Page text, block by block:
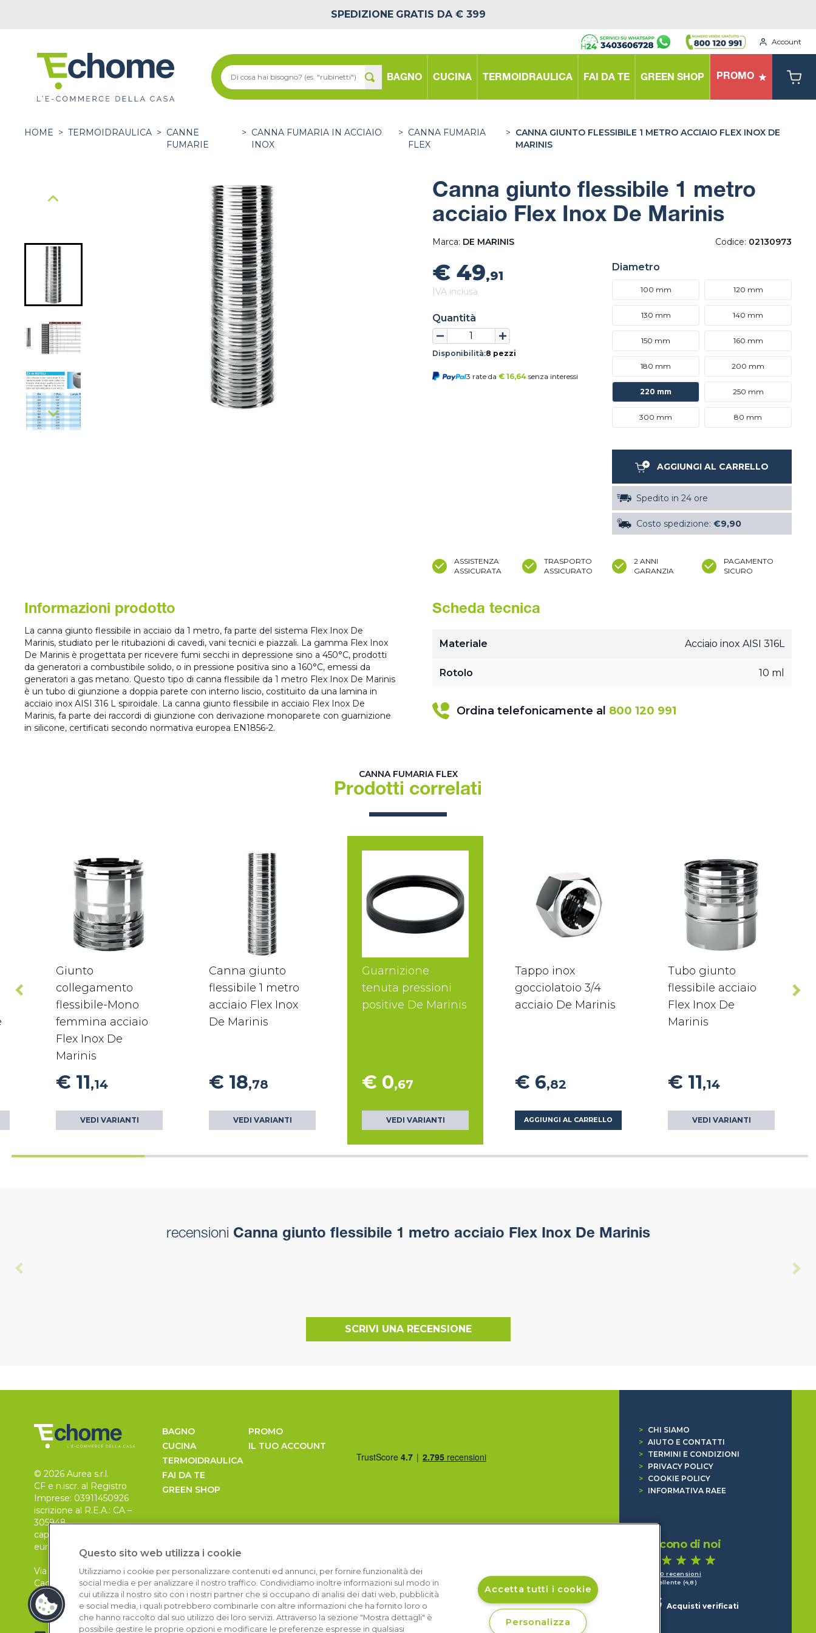
SPEDIZIONE GRATIS DA € 399
Account
BAGNO CUCINA TERMOIDRAULICA FAI DA TE GREEN SHOP PROMO
HOME > TERMOIDRAULICA > CANNE
FUMARIE
> CANNA FUMARIA IN ACCIAIO
INOX
> CANNA FUMARIA
FLEX
> CANNA GIUNTO FLESSIBILE 1 METRO ACCIAIO FLEX INOX DE
MARINIS
Canna giunto flessibile 1 metro
acciaio Flex Inox De Marinis
Marca: DE MARINIS Codice: 02130973
€ 49,91
IVA inclusa
Quantità
Disponibilità:8 pezzi
3 rate da € 16,64 senza interessi
Diametro
100 mm 120 mm
130 mm 140 mm
150 mm 160 mm
180 mm 200 mm
220 mm 250 mm
300 mm 80 mm
AGGIUNGI AL CARRELLO
Spedito in 24 ore
Costo spedizione: €9,90
ASSISTENZA
ASSICURATA
TRASPORTO
ASSICURATO
2 ANNI
GARANZIA
PAGAMENTO
SICURO
Informazioni prodotto
La canna giunto flessibile in acciaio da 1 metro, fa parte del sistema Flex Inox De
Marinis, studiato per le ritubazioni di cavedi, vani tecnici e piazzali. La gamma Flex Inox
De Marinis è progettata per ricevere fumi secchi in depressione sino a 450°C, prodotti
da generatori a combustibile solido, o in pressione positiva sino a 160°C, emessi da
generatori a gas metano. Questo tipo di canna flessibile da 1 metro Flex Inox De Marinis
è un tubo di giunzione a doppia parete con interno liscio, costituito da una lamina in
acciaio inox AISI 316 L spiroidale. La canna giunto flessibile in acciaio Flex Inox De
Marinis, fa parte dei raccordi di giunzione con derivazione monoparete con guarnizione
in silicone, certificati secondo normativa europea EN1856-2.
Scheda tecnica
Materiale Acciaio inox AISI 316L
Rotolo 10 ml
Ordina telefonicamente al 800 120 991
CANNA FUMARIA FLEX
Prodotti correlati
Giunto
collegamento
flessibile-Mono
femmina acciaio
Flex Inox De
Marinis
€ 11,14
VEDI VARIANTI
Canna giunto
flessibile 1 metro
acciaio Flex Inox
De Marinis
€ 18,78
VEDI VARIANTI
Guarnizione
tenuta pressioni
positive De Marinis
€ 0,67
VEDI VARIANTI
Tappo inox
gocciolatoio 3/4
acciaio De Marinis
€ 6,82
AGGIUNGI AL CARRELLO
Tubo giunto
flessibile acciaio
Flex Inox De
Marinis
€ 11,14
VEDI VARIANTI
recensioni Canna giunto flessibile 1 metro acciaio Flex Inox De Marinis
SCRIVI UNA RECENSIONE
© 2026 Aurea s.r.l.
CF e n.iscr. al Registro
Imprese: 03911450926
iscrizione al R.E.A.: CA –
305948
capitale sociale 30.000
euro, i.v.
Via Pietro Leo n. 6
Cagliari
09129
BAGNO
CUCINA
TERMOIDRAULICA
FAI DA TE
GREEN SHOP
PROMO
IL TUO ACCOUNT
>
CHI SIAMO
> AIUTO E CONTATTI
>
TERMINI E CONDIZIONI
>
PRIVACY POLICY
>
COOKIE POLICY
>
INFORMATIVA RAEE
Dicono di noi
1.640 recensioni
Eccellente (4,8)
Acquisti verificati
Questo sito web utilizza i cookie
Utilizziamo i cookie per personalizzare contenuti ed annunci, per fornire funzionalità dei
social media e per analizzare il nostro traffico. Condividiamo inoltre informazioni sul modo in
cui utilizza il nostro sito con i nostri partner che si occupano di analisi dei dati web, pubblicità
e social media, i quali potrebbero combinarle con altre informazioni che ha fornito loro o
che hanno raccolto dal suo utilizzo dei loro servizi. Attraverso la sezione "Mostra dettagli" è
possibile gestire le proprie opzioni e modificare le preferenze espresse in qualsiasi
Accetta tutti i cookie
Personalizza